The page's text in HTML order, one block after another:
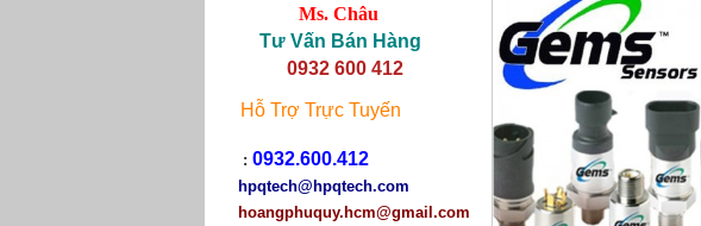
Ms. Châu
Tư Vấn Bán Hàng
0932 600 412
Hỗ Trợ Trực Tuyến
: 0932.600.412
hpqtech@hpqtech.com
hoangphuquy.hcm@gmail.com